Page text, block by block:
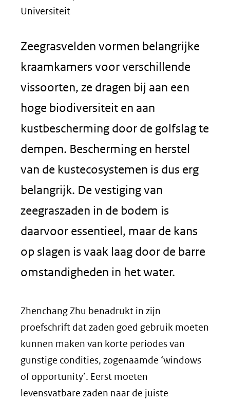
Universiteit
Zeegrasvelden vormen belangrijke
kraamkamers voor verschillende
vissoorten, ze dragen bij aan een
hoge biodiversiteit en aan
kustbescherming door de golfslag te
dempen. Bescherming en herstel
van de kustecosystemen is dus erg
belangrijk. De vestiging van
zeegraszaden in de bodem is
daarvoor essentieel, maar de kans
op slagen is vaak laag door de barre
omstandigheden in het water.
Zhenchang Zhu benadrukt in zijn
proefschrift dat zaden goed gebruik moeten
kunnen maken van korte periodes van
gunstige condities, zogenaamde ‘windows
of opportunity’. Eerst moeten
levensvatbare zaden naar de juiste